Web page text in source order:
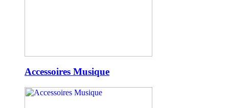
Accessoires Musique